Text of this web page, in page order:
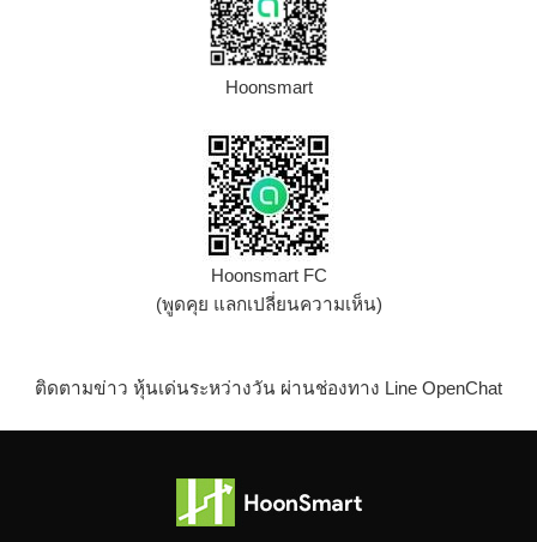
Hoonsmart
Hoonsmart FC
(พูดคุย แลกเปลี่ยนความเห็น)
ติดตามข่าว หุ้นเด่นระหว่างวัน ผ่านช่องทาง Line OpenChat